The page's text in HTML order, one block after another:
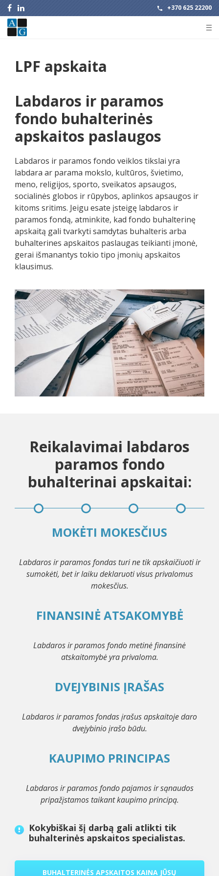
+370 625 22200
LPF apskaita
Labdaros ir paramos
fondo buhalterinės
apskaitos paslaugos
Labdaros ir paramos fondo veiklos tikslai yra
labdara ar parama mokslo, kultūros, švietimo,
meno, religijos, sporto, sveikatos apsaugos,
socialinės globos ir rūpybos, aplinkos apsaugos ir
kitoms sritims. Jeigu esate įsteigę labdaros ir
paramos fondą, atminkite, kad fondo buhalterinę
apskaitą gali tvarkyti samdytas buhalteris arba
buhalterines apskaitos paslaugas teikianti įmonė,
gerai išmanantys tokio tipo įmonių apskaitos
klausimus.
Reikalavimai labdaros
paramos fondo
buhalterinai apskaitai:
MOKĖTI MOKESČIUS
Labdaros ir paramos fondas turi ne tik apskaičiuoti ir
sumokėti, bet ir laiku deklaruoti visus privalomus
mokesčius.
FINANSINĖ ATSAKOMYBĖ
Labdaros ir paramos fondo metinė finansinė
atskaitomybė yra privaloma.
DVEJYBINIS ĮRAŠAS
Labdaros ir paramos fondas įrašus apskaitoje daro
dvejybinio įrašo būdu.
KAUPIMO PRINCIPAS
Labdaros ir paramos fondo pajamos ir sąnaudos
pripažįstamos taikant kaupimo principą.
Kokybiškai šį darbą gali atlikti tik
buhalterinės apskaitos specialistas.
BUHALTERINĖS APSKAITOS KAINA JŪSŲ